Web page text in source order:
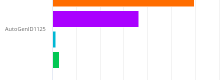
AutoGenID1125